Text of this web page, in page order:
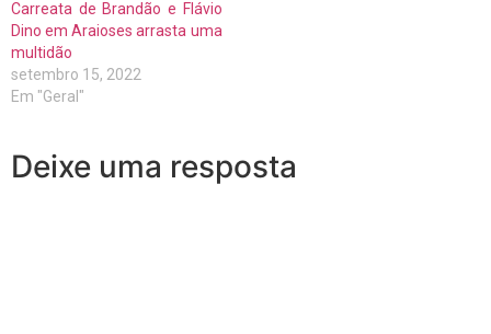
Carreata de Brandão e Flávio
Dino em Araioses arrasta uma
multidão
setembro 15, 2022
Em "Geral"
Deixe uma resposta